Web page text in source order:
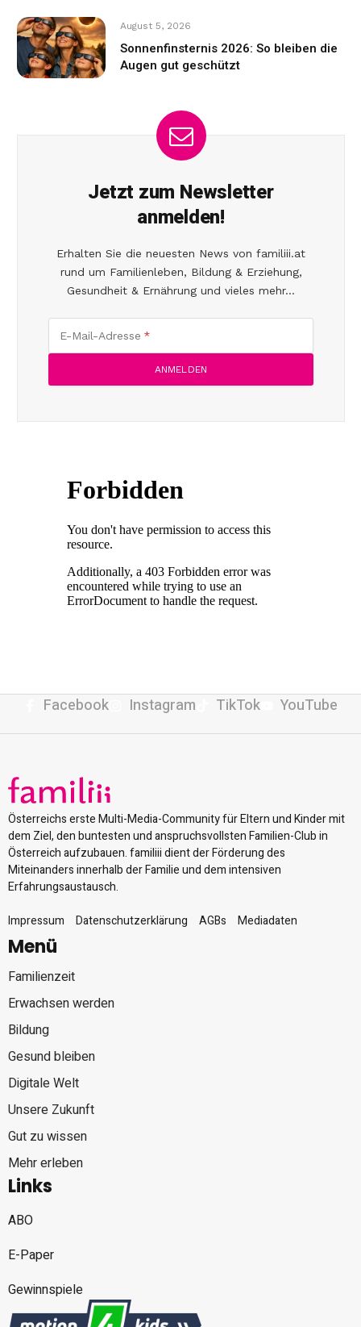
August 5, 2026
Sonnenfinsternis 2026: So bleiben die
Augen gut geschützt
Jetzt zum Newsletter
anmelden!
Erhalten Sie die neuesten News von familiii.at
rund um Familienleben, Bildung & Erziehung,
Gesundheit & Ernährung und vieles mehr...
E-Mail-Adresse
Facebook Instagram TikTok YouTube
Österreichs erste Multi-Media-Community für Eltern und Kinder mit
dem Ziel, den buntesten und anspruchsvollsten Familien-Club in
Österreich aufzubauen. familiii dient der Förderung des
Miteinanders innerhalb der Familie und dem intensiven
Erfahrungsaustausch.
Impressum
Datenschutzerklärung AGBs Mediadaten
Menü
Familienzeit
Erwachsen werden
Bildung
Gesund bleiben
Digitale Welt
Unsere Zukunft
Gut zu wissen
Mehr erleben
Links
ABO
E-Paper
Gewinnspiele